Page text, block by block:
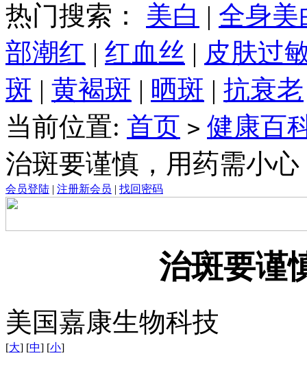
热门搜索： 美白 | 全身美
部潮红 | 红血丝 | 皮肤过
斑 | 黄褐斑 | 晒斑 | 抗衰老
当前位置: 首页 > 健康百
治斑要谨慎，用药需小心
会员登陆 | 注册新会员 | 找回密码
治斑要谨
美国嘉康生物科技
[大] [中] [小]